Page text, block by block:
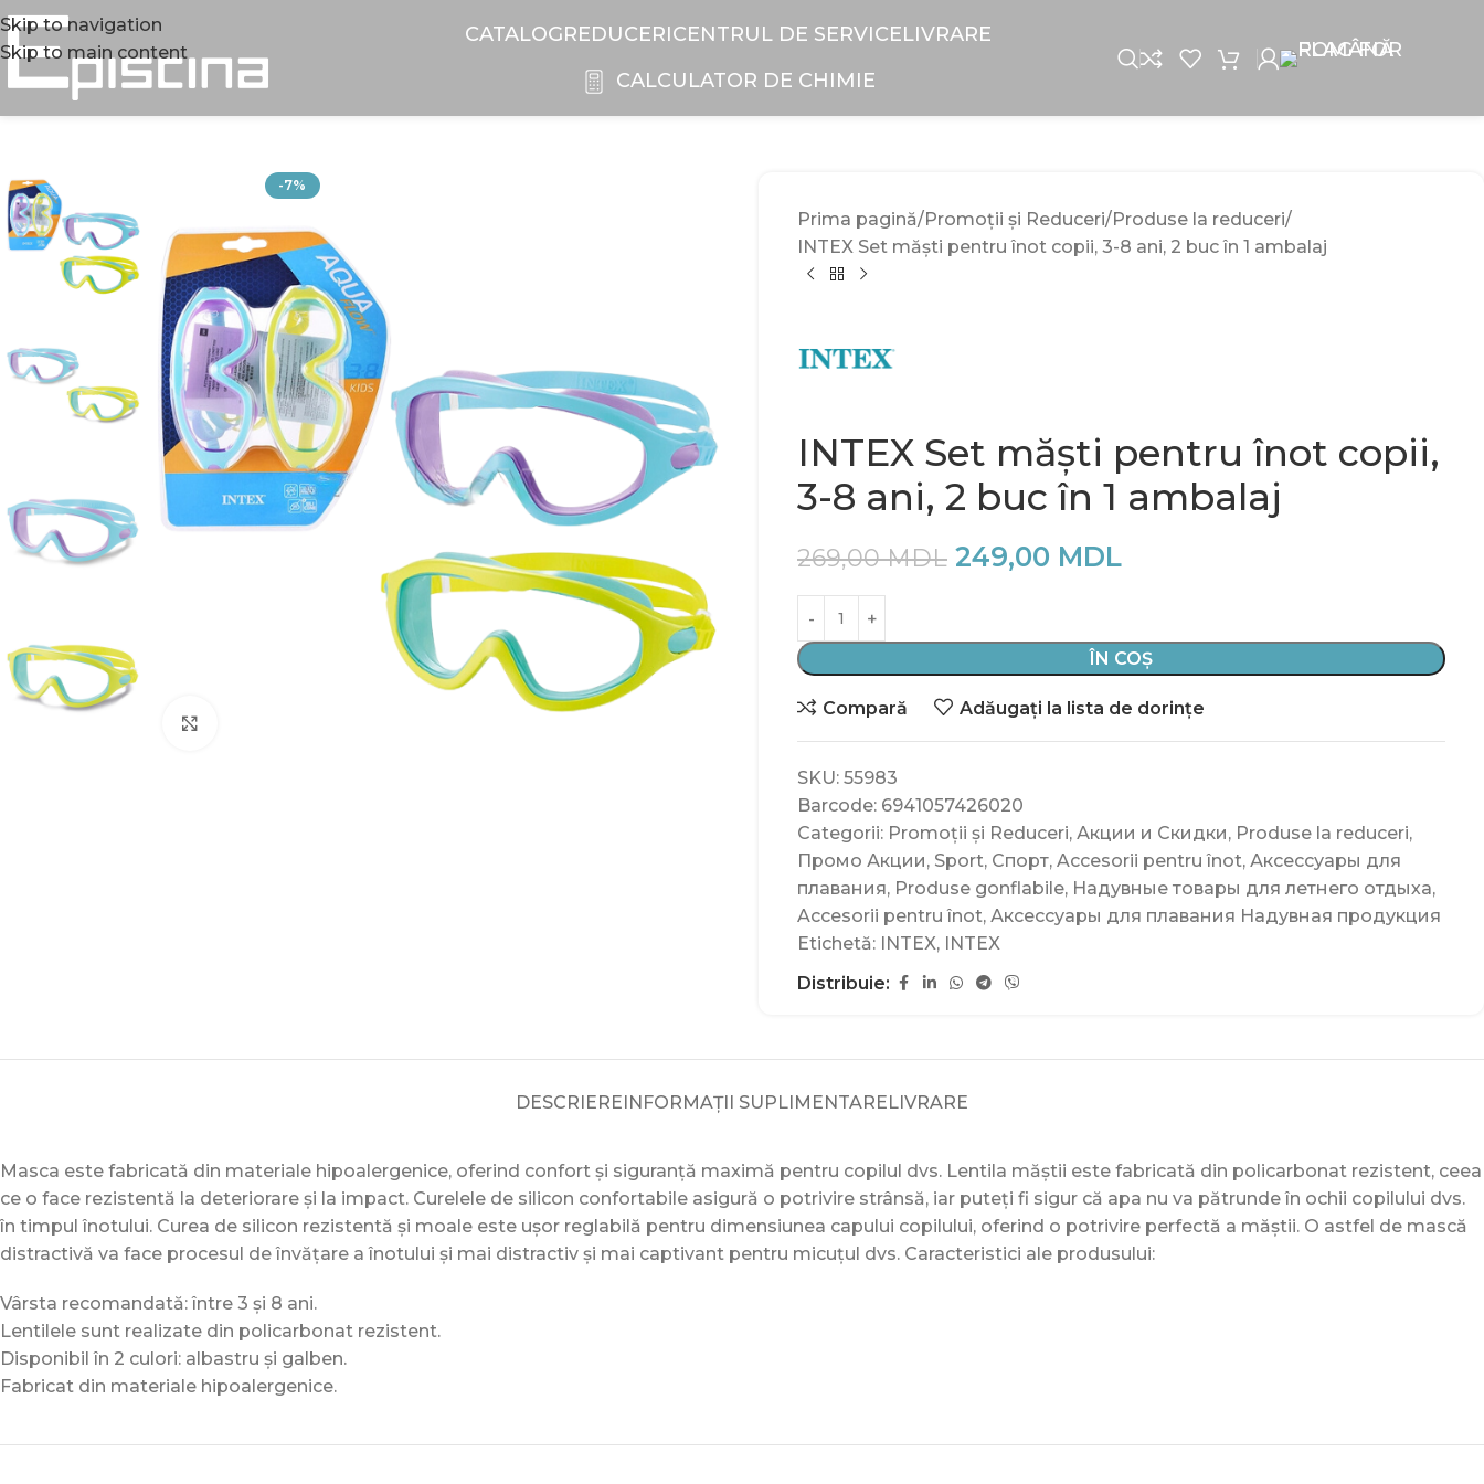
Skip to navigation
Skip to main content
CATALOGREDUCERICENTRUL DE SERVICELIVRARE
CALCULATOR DE CHIMIE
-7%
Prima pagină Promoții și Reduceri Produse la reduceri
INTEX Set măști pentru înot copii, 3-8 ani, 2 buc în 1 ambalaj
INTEX Set măști pentru înot copii,
3-8 ani, 2 buc în 1 ambalaj
269,00MDL 249,00 MDL
ÎN COȘ
Compară Adăugați la lista de dorințe
SKU: 55983
Barcode: 6941057426020
Categorii: Promoții și Reduceri, Акции и Скидки, Produse la reduceri,
Промо Акции, Sport, Спорт, Accesorii pentru înot, Аксессуары для
плавания, Produse gonflabile, Надувные товары для летнего отдыха,
Accesorii pentru înot, Аксессуары для плавания Надувная продукция
Etichetă: INTEX, INTEX
Distribuie:
DESCRIEREINFORMAȚII SUPLIMENTARELIVRARE
Masca este fabricată din materiale hipoalergenice, oferind confort și siguranță maximă pentru copilul dvs. Lentila măștii este fabricată din policarbonat rezistent, ceea
ce o face rezistentă la deteriorare și la impact. Curelele de silicon confortabile asigură o potrivire strânsă, iar puteți fi sigur că apa nu va pătrunde în ochii copilului dvs.
în timpul înotului. Curea de silicon rezistentă și moale este ușor reglabilă pentru dimensiunea capului copilului, oferind o potrivire perfectă a măștii. O astfel de mască
distractivă va face procesul de învățare a înotului și mai distractiv și mai captivant pentru micuțul dvs. Caracteristici ale produsului:
Vârsta recomandată: între 3 și 8 ani.
Lentilele sunt realizate din policarbonat rezistent.
Disponibil în 2 culori: albastru și galben.
Fabricat din materiale hipoalergenice.